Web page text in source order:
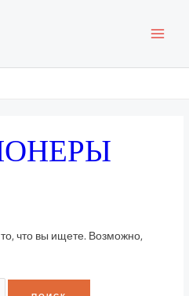
что вы ищете. Возможно,